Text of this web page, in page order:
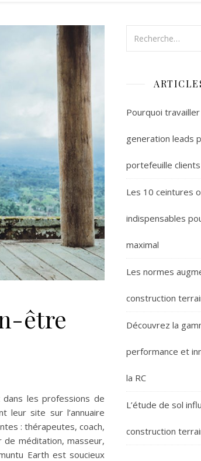
être
les professions de
leur site sur l’annuaire
: thérapeutes, coach,
méditation, masseur,
Earth est soucieux
Pourquoi
generation leads
portefeuille clients
Les 10 ceintures
indispensables
maximal
Les normes
construction
Découvrez la
performance et
la RC
L’étude de sol
construction